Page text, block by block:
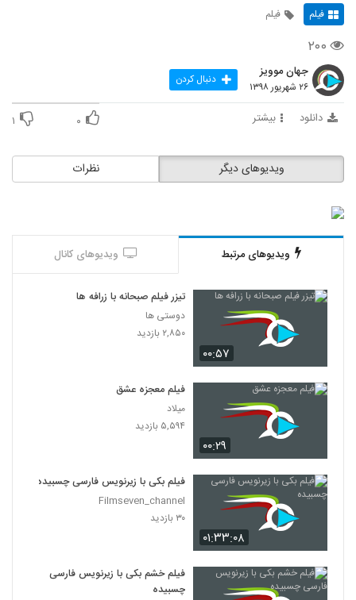
فیلم فیلم
۲۰۰
جهان موویز
۲۶ شهریور ۱۳۹۸ دنبال کردن
دانلود بیشتر ۰ ۱
نظرات ویدیوهای دیگر
ویدیوهای مرتبط ویدیوهای کانال
۰۰:۵۷
تیزر فیلم صبحانه با زرافه ها
دوستی ها
۲,۸۵۰ بازدید
۰۰:۲۹
فیلم معجزه عشق
میلاد
۵,۵۹۴ بازدید
۰۱:۳۳:۰۸
فیلم بکی با زیرنویس فارسی چسبیده
Filmseven_channel
۳۰ بازدید
فیلم خشم بکی با زیرنویس فارسی
چسبیده